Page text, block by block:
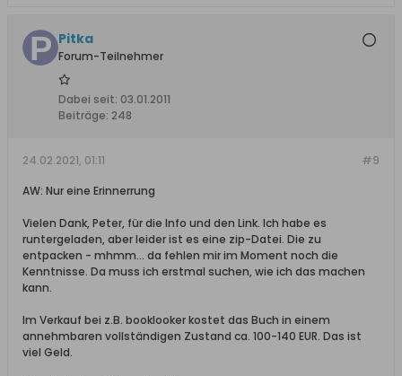
Zawiera załącznik (ludowe podania i ich
tekście: 54, map: 3.
Pitka
Forum-Teilnehmer
Dabei seit: 03.01.2011
Beiträge: 248
#9
24.02.2021, 01:11
AW: Nur eine Erinnerrung
Vielen Dank, Peter, für die Info und den Link. Ich habe es
runtergeladen, aber leider ist es eine zip-Datei. Die zu
entpacken - mhmm... da fehlen mir im Moment noch die
Kenntnisse. Da muss ich erstmal suchen, wie ich das machen
kann.
Im Verkauf bei z.B. booklooker kostet das Buch in einem
annehmbaren vollständigen Zustand ca. 100-140 EUR. Das ist
viel Geld.